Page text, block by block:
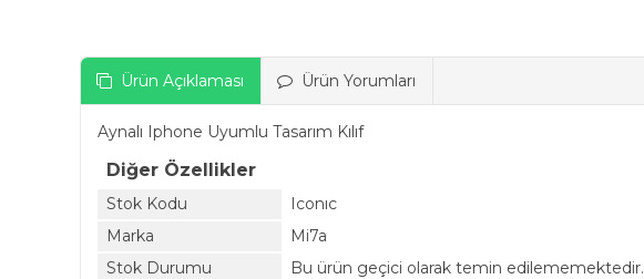
Ürün Açıklaması Ürün Yorumları
Aynalı Iphone Uyumlu Tasarım Kılıf
Diğer Özellikler
Stok Kodu
Iconıc
Marka
Mi7a
Stok Durumu
Bu ürün geçici olarak temin edilememektedir.